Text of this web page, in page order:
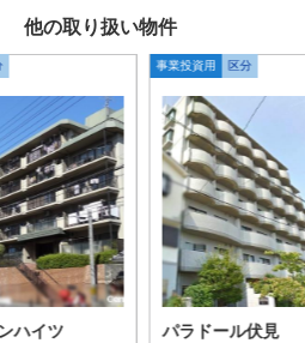
他の取り扱い物件
ハイツ
事業投資用 区分
パラドール伏見